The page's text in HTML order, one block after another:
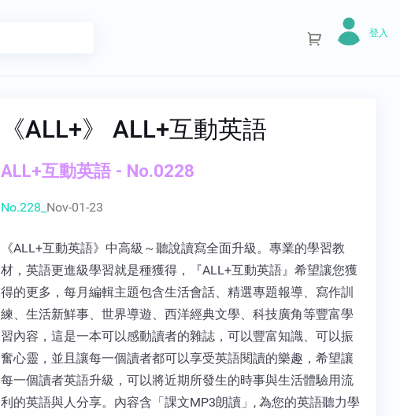
登入
《ALL+》 ALL+互動英語
ALL+互動英語 - No.0228
No.228_ Nov-01-23
《ALL+互動英語》中高級～聽說讀寫全面升級。專業的學習教
材，英語更進級學習就是種獲得，『ALL+互動英語』希望讓您獲
得的更多，每月編輯主題包含生活會話、精選專題報導、寫作訓
練、生活新鮮事、世界導遊、西洋經典文學、科技廣角等豐富學
習內容，這是一本可以感動讀者的雜誌，可以豐富知識、可以振
奮心靈，並且讓每一個讀者都可以享受英語閱讀的樂趣，希望讓
每一個讀者英語升級，可以將近期所發生的時事與生活體驗用流
利的英語與人分享。內容含「課文MP3朗讀」, 為您的英語聽力學